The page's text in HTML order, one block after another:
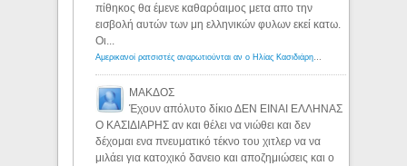
πίθηκος θα έμενε καθαρόαιμος μετα απο την
εισβολή αυτών των μη ελληνικών φυλων εκεί κατω.
Οι...
ΜΑΚΔΟΣ
Έχουν απόλυτο δίκιο ΔΕΝ ΕΙΝΑΙ ΕΛΛΗΝΑΣ
Ο ΚΑΣΙΔΙΑΡΗΣ αν και θέλει να νιώθει και δεν
δέχομαι ενα πνευματικό τέκνο του χιτλερ να να
μιλάει για κατοχικό δανειο και αποζημιώσεις και ο